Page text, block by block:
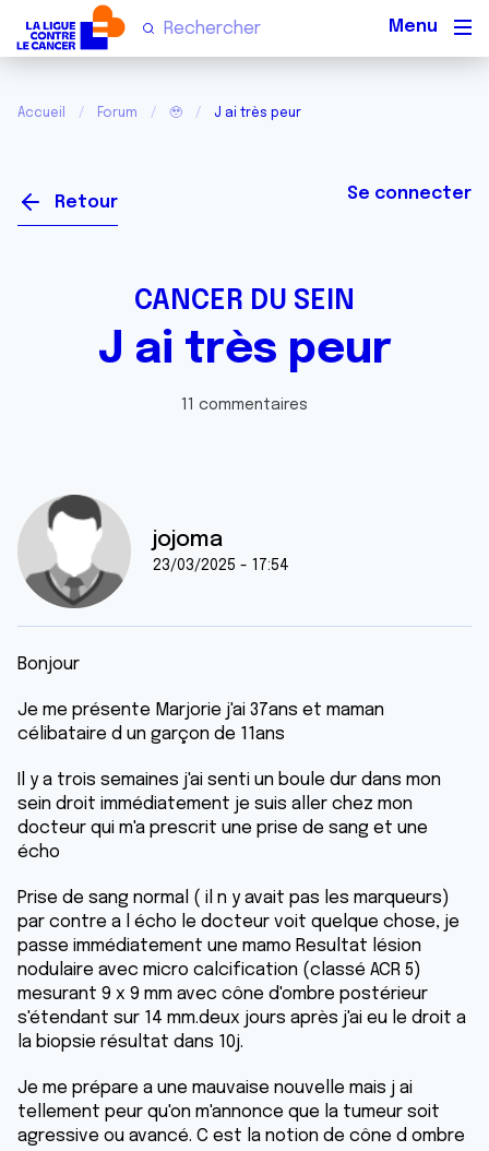
Accueil Forum 🥹 J ai très peur
Retour Se connecter
CANCER DU SEIN
J ai très peur
11 commentaires
jojoma
23/03/2025 - 17:54
Bonjour
Je me présente Marjorie j'ai 37ans et maman
célibataire d un garçon de 11ans
Il y a trois semaines j'ai senti un boule dur dans mon
sein droit immédiatement je suis aller chez mon
docteur qui m'a prescrit une prise de sang et une
écho
Prise de sang normal ( il n y avait pas les marqueurs)
par contre a l écho le docteur voit quelque chose, je
passe immédiatement une mamo Resultat lésion
nodulaire avec micro calcification (classé ACR 5)
mesurant 9 x 9 mm avec cône d'ombre postérieur
s'étendant sur 14 mm.deux jours après j'ai eu le droit a
la biopsie résultat dans 10j.
Je me prépare a une mauvaise nouvelle mais j ai
tellement peur qu'on m'annonce que la tumeur soit
agressive ou avancé. C est la notion de cône d ombre